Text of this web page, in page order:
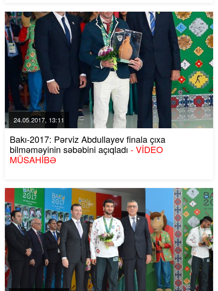
24.05.2017, 13:11
Bakı-2017: Pərviz Abdullayev finala çıxa
bilməməyinin səbəbini açıqladı - VİDEO
MÜSAHİBƏ